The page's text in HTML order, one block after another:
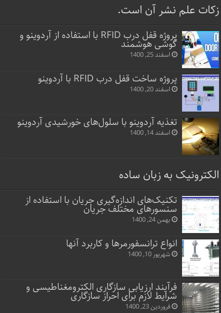
زکات علم نشر آن است.
پروژه قفل‌ درب RFID با استفاده از آردوینو و
گوشی هوشمند
اسفند 25, 1400
پروژه ساخت قفل‌ درب RFID با آردوینو
اسفند 20, 1400
تغذیه آردوینو با سلول‌های خورشیدی آردوینو
اسفند 14, 1400
الکترونیک به زبان ساده
تکنیک‌های اندازه‌گیری جریان با استفاده از
سنسورهای مختلف جریان
بهمن 24, 1400
انواع ترانسفورمرها و کاربرد آنها
شهریور 10, 1400
فرآیند ارزیابی سازگاری الکترومغناطیسی و
شرایط لازم برای احراز سازگاری
فروردین 23, 1400